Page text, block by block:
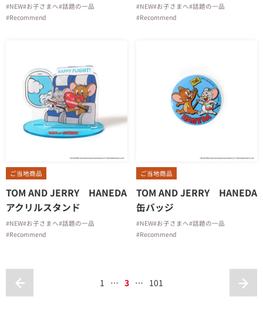
#NEW#お子さまへ#話題の一品
#Recommend
#NEW#お子さまへ#話題の一品
#Recommend
ご当地商品
TOM AND JERRY HANEDA
アクリルスタンド
#NEW#お子さまへ#話題の一品
#Recommend
ご当地商品
TOM AND JERRY HANEDA
缶バッジ
#NEW#お子さまへ#話題の一品
#Recommend
1 … 3 … 101